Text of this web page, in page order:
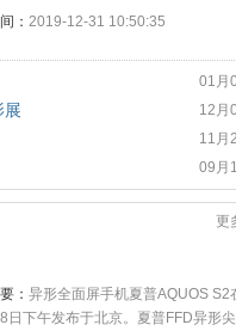
： 2019-12-31 10:50:35
01月
12月
展
11月
09月
更
： 异形全面屏手机夏普AQUOS S2
日下午发布于北京。夏普FFD异形